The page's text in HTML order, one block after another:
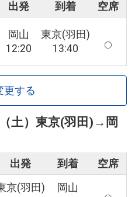
出発 到着 空席
岡山
12:20
東京(羽田)
13:40
更する
土） 東京(羽田) → 岡
出発 到着 空席
京(羽田)
岡山